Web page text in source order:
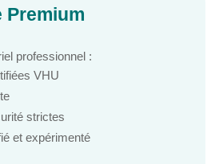
Premium
professionnel :
VHU
strictes
et expérimenté